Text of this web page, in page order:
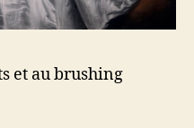
et au brushing